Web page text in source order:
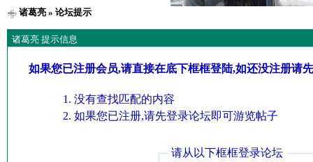
诸葛亮» 论坛提示
诸葛亮 提示信息
如果您已注册会员,请直接在底下框框登陆,如还没注册请
没有查找匹配的内容
如果您已注册,请先登录论坛即可游览帖子
请从以下框框登录论坛